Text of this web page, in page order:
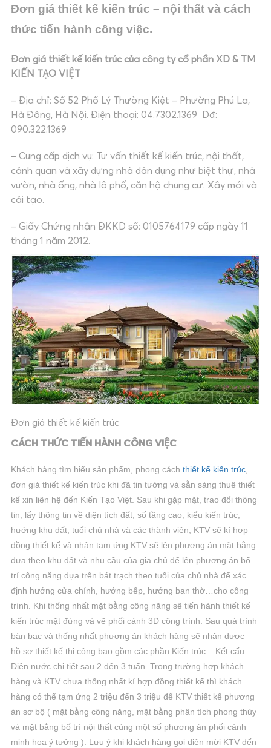
Đơn giá thiết kế kiến trúc – nội thất và cách
thức tiến hành công việc.
Đơn giá thiết kế kiến trúc của công ty cổ phần XD & TM
KIẾN TẠO VIỆT
– Địa chỉ: Số 52 Phố Lý Thường Kiệt – Phường Phú La,
Hà Đông, Hà Nội. Điện thoại: 04.7302.1369 Dđ:
090.322.1369
– Cung cấp dịch vụ: Tư vấn thiết kế kiến trúc, nội thất,
cảnh quan và xây dựng nhà dân dụng như biệt thự, nhà
vườn, nhà ống, nhà lô phố, căn hộ chung cư. Xây mới và
cải tạo.
– Giấy Chứng nhận ĐKKD số: 0105764179 cấp ngày 11
tháng 1 năm 2012.
Đơn giá thiết kế kiến trúc
CÁCH THỨC TIẾN HÀNH CÔNG VIỆC
Khách hàng tìm hiểu sản phẩm, phong cách thiết kế kiến trúc,
đơn giá thiết kế kiến trúc khi đã tin tưởng và sẵn sàng thuê thiết
kế xin liên hệ đến Kiến Tạo Việt. Sau khi gặp mặt, trao đổi thông
tin, lấy thông tin về diện tích đất, số tầng cao, kiểu kiến trúc,
hướng khu đất, tuổi chủ nhà và các thành viên, KTV sẽ kí hợp
đồng thiết kế và nhận tạm ứng KTV sẽ lên phương án mặt bằng
dựa theo khu đất và nhu cầu của gia chủ để lên phương án bố
trí công năng dựa trên bát trạch theo tuổi của chủ nhà để xác
định hướng cửa chính, hướng bếp, hướng ban thờ…cho công
trình. Khi thống nhất mặt bằng công năng sẽ tiến hành thiết kế
kiến trúc mặt đứng và vẽ phối cảnh 3D công trình. Sau quá trình
bàn bạc và thống nhất phương án khách hàng sẽ nhận được
hồ sơ thiết kế thi công bao gồm các phần Kiến trúc – Kết cấu –
Điện nước chi tiết sau 2 đến 3 tuấn. Trong trường hợp khách
hàng và KTV chưa thống nhất kí hợp đồng thiết kế thì khách
hàng có thể tạm ứng 2 triệu đến 3 triệu để KTV thiết kế phương
án sơ bộ ( mặt bằng công năng, mặt bằng phân tích phong thủy
và mặt bằng bố trí nội thất cùng một số phương án phối cảnh
minh họa ý tưởng ). Lưu ý khi khách hàng gọi điện mời KTV đến